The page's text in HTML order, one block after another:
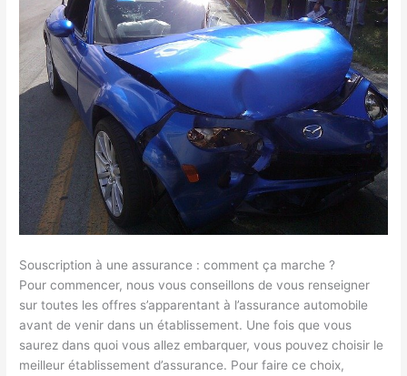
Souscription à une assurance : comment ça marche ?
Pour commencer, nous vous conseillons de vous renseigner
sur toutes les offres s’apparentant à l’assurance automobile
avant de venir dans un établissement. Une fois que vous
saurez dans quoi vous allez embarquer, vous pouvez choisir le
meilleur établissement d’assurance. Pour faire ce choix,